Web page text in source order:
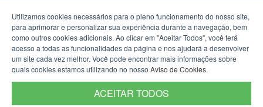
Utilizamos cookies necessários para o pleno funcionamento do nosso site,
para aprimorar e personalizar sua experiência durante a navegação, bem
como outros cookies adicionais. Ao clicar em "Aceitar Todos", você terá
acesso a todas as funcionalidades da página e nos ajudará a desenvolver
um site cada vez melhor. Você pode encontrar mais informações sobre
quais cookies estamos utilizando no nosso Aviso de Cookies.
ACEITAR TODOS